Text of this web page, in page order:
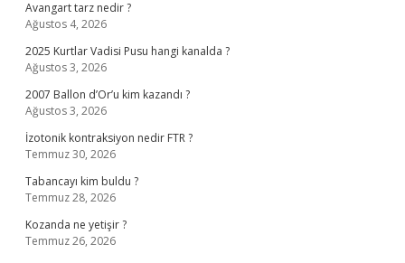
Avangart tarz nedir ?
Ağustos 4, 2026
2025 Kurtlar Vadisi Pusu hangi kanalda ?
Ağustos 3, 2026
2007 Ballon d’Or’u kim kazandı ?
Ağustos 3, 2026
İzotonik kontraksiyon nedir FTR ?
Temmuz 30, 2026
Tabancayı kim buldu ?
Temmuz 28, 2026
Kozanda ne yetişir ?
Temmuz 26, 2026